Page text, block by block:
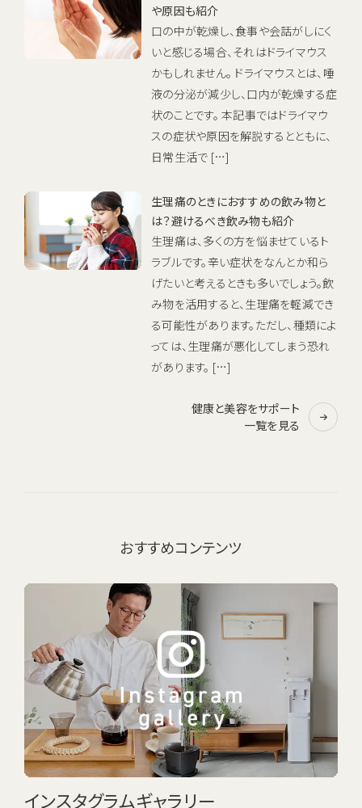
や原因も紹介
口の中が乾燥し、食事や会話がしにく
いと感じる場合、それはドライマウス
かもしれません。 ドライマウスとは、唾
液の分泌が減少し、口内が乾燥する症
状のことです。 本記事ではドライマウ
スの症状や原因を解説するとともに、
日常生活で […]
生理痛のときにおすすめの飲み物と
は？避けるべき飲み物も紹介
生理痛は、多くの方を悩ませているト
ラブルです。辛い症状をなんとか和ら
げたいと考えるときも多いでしょう。飲
み物を活用すると、生理痛を軽減でき
る可能性があります。ただし、種類によ
っては、生理痛が悪化してしまう恐れ
があります。 […]
健康と美容をサポート
一覧を見る
おすすめコンテンツ
インスタグラムギャラリー